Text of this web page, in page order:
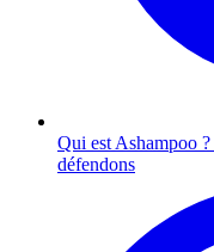
Qui est Ashampoo ?
défendons